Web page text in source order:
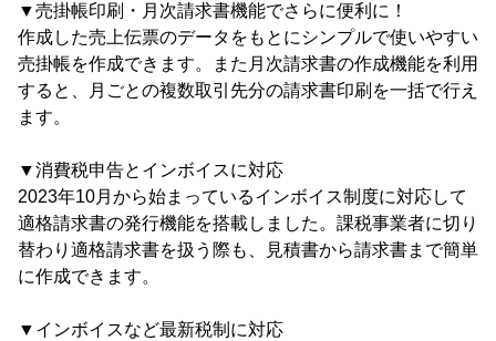
▼売掛帳印刷・月次請求書機能でさらに便利に！
作成した売上伝票のデータをもとにシンプルで使いやすい
売掛帳を作成できます。また月次請求書の作成機能を利用
すると、月ごとの複数取引先分の請求書印刷を一括で行え
ます。
▼消費税申告とインボイスに対応
2023年10月から始まっているインボイス制度に対応して
適格請求書の発行機能を搭載しました。課税事業者に切り
替わり適格請求書を扱う際も、見積書から請求書まで簡単
に作成できます。
▼インボイスなど最新税制に対応